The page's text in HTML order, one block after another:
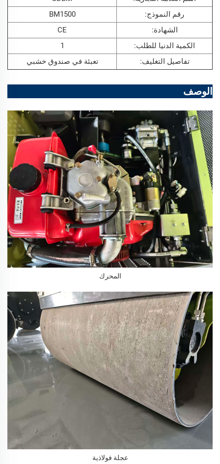
رقم النموذج:
BM1500
الشهادة:
CE
الكمية الدنيا للطلب:
1
تفاصيل التغليف:
تعبئة في صندوق خشبي
الوصف
المحرك
عجلة فولاذية